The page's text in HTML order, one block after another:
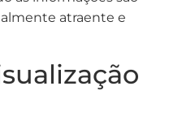
atraente e